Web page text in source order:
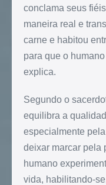
conclama seus
maneira real e
carne e habitou
para que o
explica.
Segundo o
equilibra a
especialmente
deixar marcar pela
humano
vida, habilitando-